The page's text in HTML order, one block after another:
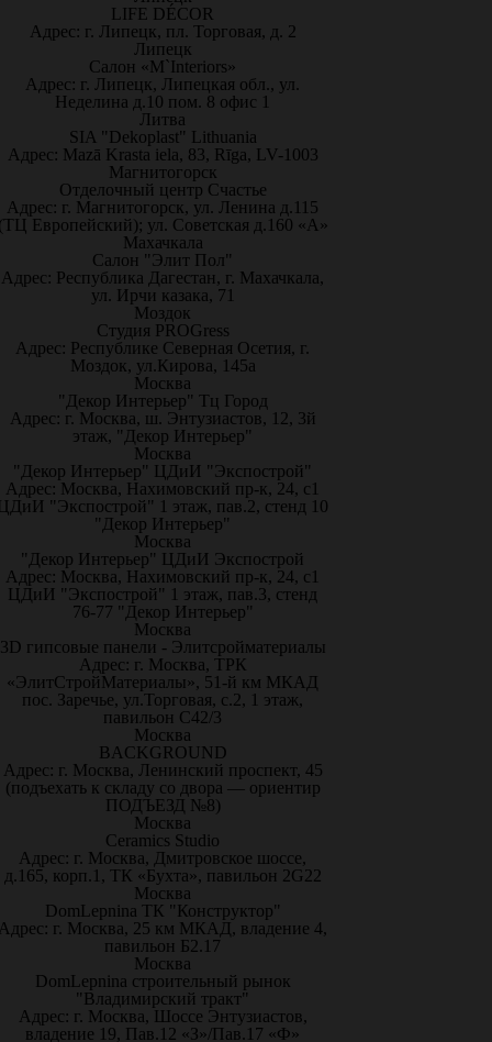
LIFE DÉCOR
Адрес: г. Липецк, пл. Торговая, д. 2
Липецк
Салон «M`Interiors»
Адрес: г. Липецк, Липецкая обл., ул.
Неделина д.10 пом. 8 офис 1
Литва
SIA "Dekoplast" Lithuania
Адрес: Mazā Krasta iela, 83, Rīga, LV-1003
Магнитогорск
Отделочный центр Счастье
Адрес: г. Магнитогорск, ул. Ленина д.115
Европейский); ул. Советская д.160 «А»
Махачкала
Салон "Элит Пол"
Адрес: Республика Дагестан, г. Махачкала,
ул. Ирчи казака, 71
Моздок
Студия PROGress
Адрес: Республике Северная Осетия, г.
Моздок, ул.Кирова, 145а
Москва
"Декор Интерьер" Тц Город
Адрес: г. Москва, ш. Энтузиастов, 12, 3й
этаж, "Декор Интерьер"
Москва
"Декор Интерьер" ЦДиИ "Экспострой"
Адрес: Москва, Нахимовский пр-к, 24, с1
"Экспострой" 1 этаж, пав.2, стенд 10
"Декор Интерьер"
Москва
"Декор Интерьер" ЦДиИ Экспострой
Адрес: Москва, Нахимовский пр-к, 24, с1
ЦДиИ "Экспострой" 1 этаж, пав.3, стенд
76-77 "Декор Интерьер"
Москва
3D гипсовые панели - Элитсройматериалы
Адрес: г. Москва, ТРК
«ЭлитСтройМатериалы», 51-й км МКАД
пос. Заречье, ул.Торговая, с.2, 1 этаж,
павильон С42/3
Москва
BACKGROUND
Адрес: г. Москва, Ленинский проспект, 45
(подъехать к складу со двора — ориентир
ПОДЪЕЗД №8)
Москва
Ceramics Studio
Адрес: г. Москва, Дмитровское шоссе,
д.165, корп.1, ТК «Бухта», павильон 2G22
Москва
DomLepnina ТК "Конструктор"
г. Москва, 25 км МКАД, владение 4,
павильон Б2.17
Москва
DomLepnina строительный рынок
"Владимирский тракт"
Адрес: г. Москва, Шоссе Энтузиастов,
владение 19, Пав.12 «З»/Пав.17 «Ф»